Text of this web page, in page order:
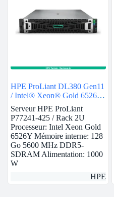
HPE ProLiant DL380 Gen11
/ Intel® Xeon® Gold 6526Y
/ 128GB
Serveur HPE ProLiant
P77241-425 / Rack 2U
Processeur: Intel Xeon Gold
6526Y Mémoire interne: 128
Go 5600 MHz DDR5-
SDRAM Alimentation: 1000
W
HPE